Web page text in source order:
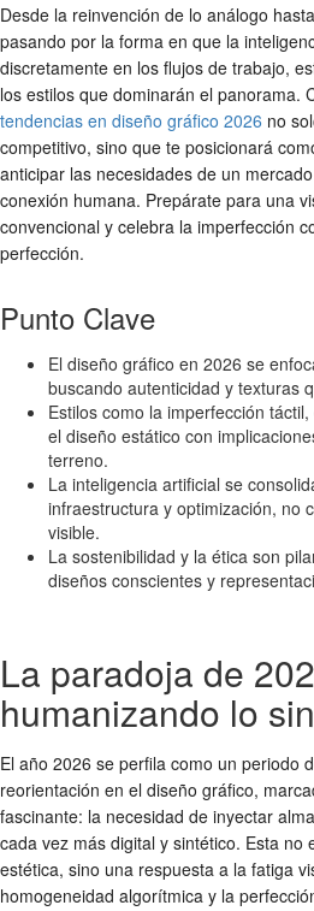
Desde la reinvención de lo análogo
pasando por la forma en que la
discretamente en los flujos de trabajo,
los estilos que dominarán el panorama.
tendencias en diseño gráfico 2026 no
competitivo, sino que te posicionará
anticipar las necesidades de un
conexión humana. Prepárate para una
convencional y celebra la imperfección
perfección.
Punto Clave
El diseño gráfico en 2026 se
buscando autenticidad y texturas
Estilos como la imperfección
el diseño estático con
terreno.
La inteligencia artificial se
infraestructura y optimización, no
visible.
La sostenibilidad y la ética son
diseños conscientes y
La paradoja de
humanizando lo
El año 2026 se perfila como un periodo
reorientación en el diseño gráfico,
fascinante: la necesidad de inyectar
cada vez más digital y sintético. Esta no
estética, sino una respuesta a la fatiga
homogeneidad algorítmica y la